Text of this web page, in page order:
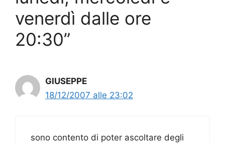
venerdì dalle ore
20:30”
GIUSEPPE
18/12/2007 alle 23:02
sono contento di poter ascoltare degli